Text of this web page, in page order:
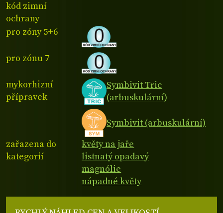
kód zimní
ochrany
pro zóny 5+6
pro zónu 7
mykorhizní
přípravek
Symbivit Tric
(arbuskulární)
Symbivit (arbuskulární)
zařazena do
kategorií
květy na jaře
listnatý opadavý
magnólie
nápadné květy